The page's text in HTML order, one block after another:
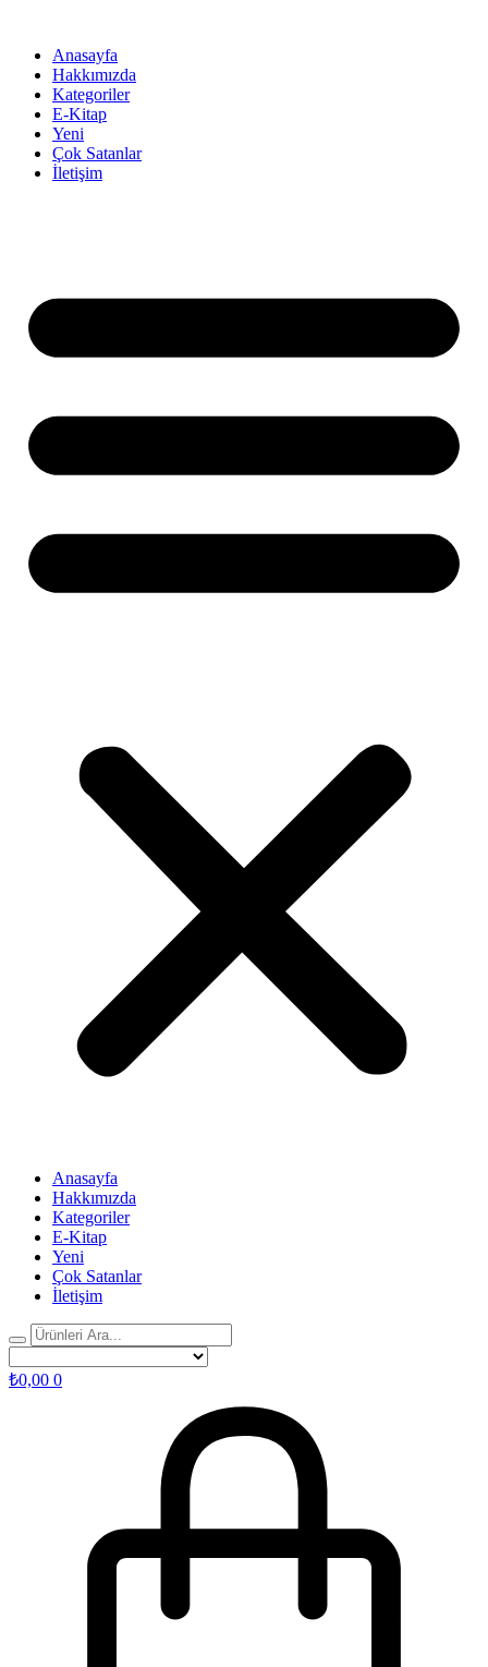
Anasayfa
Hakkımızda
Kategoriler
E-Kitap
Yeni
Çok Satanlar
İletişim
Anasayfa
Hakkımızda
Kategoriler
E-Kitap
Yeni
Çok Satanlar
İletişim
₺0,00 0